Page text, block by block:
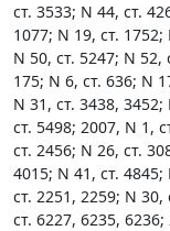
ст. 3533; N 44, ст.
1077; N 19, ст.
N 50, ст. 5247; N 52,
175; N 6, ст. 636; N
N 31, ст. 3438,
ст. 5498; 2007, N 1,
ст. 2456; N 26, ст.
4015; N 41, ст.
ст. 2251, 2259; N 30,
ст. 6227, 6235,